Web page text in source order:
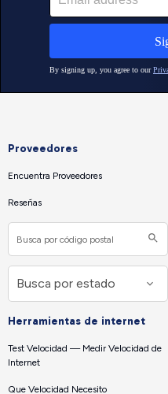
Proveedores
Encuentra Proveedores
Reseñas
Herramientas de internet
Test Velocidad — Medir Velocidad de
Internet
Que Velocidad Necesito